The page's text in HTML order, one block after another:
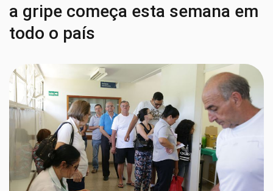
a gripe começa esta semana em
todo o país